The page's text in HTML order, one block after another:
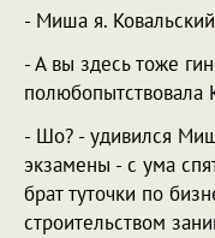
- Миша я.
- А вы здесь тоже
полюбопытствовала
- Шо? - удивился
экзамены - с ума
брат туточки по
строительством